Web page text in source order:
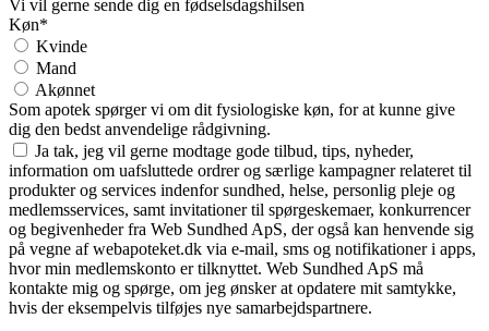
Vi vil gerne sende dig en fødselsdagshilsen
Køn*
Kvinde
Mand
Akønnet
Som apotek spørger vi om dit fysiologiske køn, for at kunne give
dig den bedst anvendelige rådgivning.
Ja tak, jeg vil gerne modtage gode tilbud, tips, nyheder,
information om uafsluttede ordrer og særlige kampagner relateret til
produkter og services indenfor sundhed, helse, personlig pleje og
medlemsservices, samt invitationer til spørgeskemaer, konkurrencer
og begivenheder fra Web Sundhed ApS, der også kan henvende sig
på vegne af webapoteket.dk via e-mail, sms og notifikationer i apps,
hvor min medlemskonto er tilknyttet. Web Sundhed ApS må
kontakte mig og spørge, om jeg ønsker at opdatere mit samtykke,
hvis der eksempelvis tilføjes nye samarbejdspartnere.